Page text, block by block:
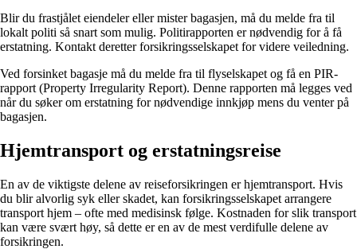
Blir du frastjålet eiendeler eller mister bagasjen, må du melde fra til
lokalt politi så snart som mulig. Politirapporten er nødvendig for å få
erstatning. Kontakt deretter forsikringsselskapet for videre veiledning.
Ved forsinket bagasje må du melde fra til flyselskapet og få en PIR-
rapport (Property Irregularity Report). Denne rapporten må legges ved
når du søker om erstatning for nødvendige innkjøp mens du venter på
bagasjen.
Hjemtransport og erstatningsreise
En av de viktigste delene av reiseforsikringen er hjemtransport. Hvis
du blir alvorlig syk eller skadet, kan forsikringsselskapet arrangere
transport hjem – ofte med medisinsk følge. Kostnaden for slik transport
kan være svært høy, så dette er en av de mest verdifulle delene av
forsikringen.